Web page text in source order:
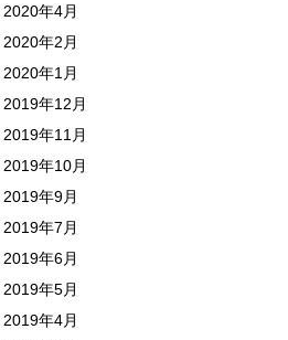
2020年4月
2020年2月
2020年1月
2019年12月
2019年11月
2019年10月
2019年9月
2019年7月
2019年6月
2019年5月
2019年4月